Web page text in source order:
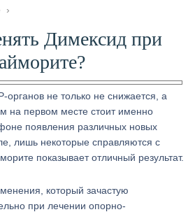
›
Димексид при
не только не снижается, а
на первом месте стоит именно
появления различных новых
лишь некоторые справляются с
показывает отличный результат.
который зачастую
при лечении опорно-